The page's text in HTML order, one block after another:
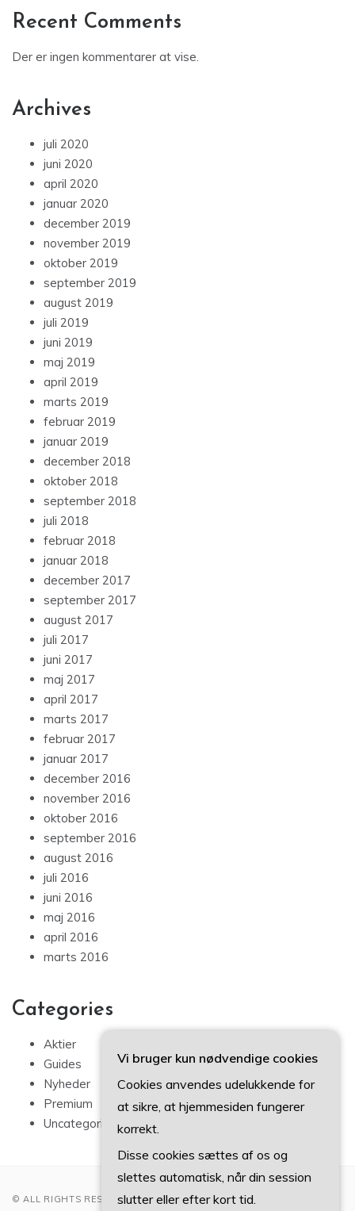
Recent Comments
Der er ingen kommentarer at vise.
Archives
juli 2020
juni 2020
april 2020
januar 2020
december 2019
november 2019
oktober 2019
september 2019
august 2019
juli 2019
juni 2019
maj 2019
april 2019
marts 2019
februar 2019
januar 2019
december 2018
oktober 2018
september 2018
juli 2018
februar 2018
januar 2018
december 2017
september 2017
august 2017
juli 2017
juni 2017
maj 2017
april 2017
marts 2017
februar 2017
januar 2017
december 2016
november 2016
oktober 2016
september 2016
august 2016
juli 2016
juni 2016
maj 2016
april 2016
marts 2016
Categories
Aktier
Guides
Nyheder
Premium
Uncategorized
© ALL RIGHTS RESERVED 2022
Vi bruger kun nødvendige cookies
Cookies anvendes udelukkende for
at sikre, at hjemmesiden fungerer
korrekt.
Disse cookies sættes af os og
slettes automatisk, når din session
slutter eller efter kort tid.